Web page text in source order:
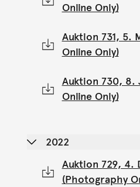
Online Only)
Auktion 731, 5.
Online Only)
Auktion 730, 8.
Online Only)
2022
Auktion 729, 4.
(Photography